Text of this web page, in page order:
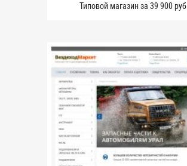
Типовой магазин за 39 900 руб.